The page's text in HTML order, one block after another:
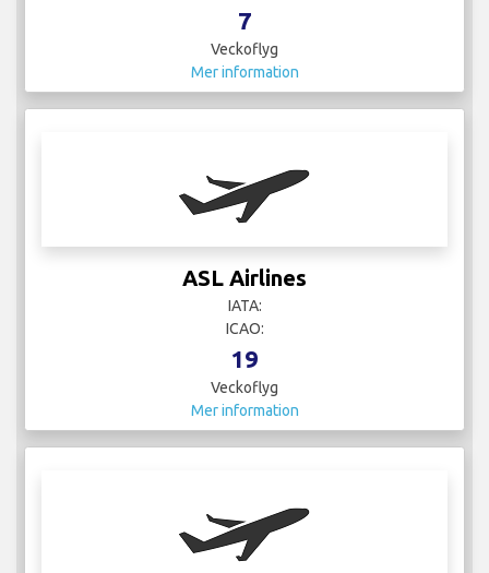
7
Veckoflyg
Mer information
ASL Airlines
IATA:
ICAO:
19
Veckoflyg
Mer information